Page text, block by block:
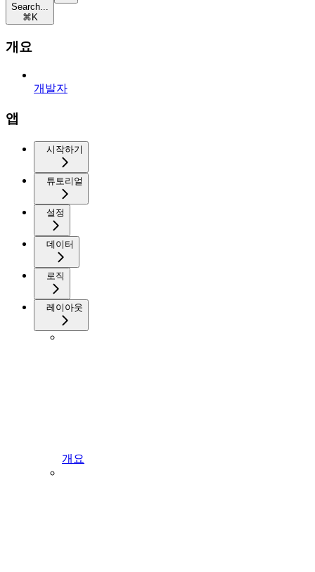
Search...
⌘ K
개요
개발자
앱
시작하기
튜토리얼
설정
데이터
로직
레이아웃
개요